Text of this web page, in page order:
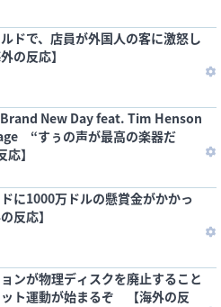
ドで、店員が外国人の客に激怒し
の反応】
Brand New Day feat. Tim Henson
“すぅの声が最高の楽器だ
】
に1000万ドルの懸賞金がかかっ
反応】
ンが物理ディスクを廃止すること
ト運動が始まるぞ 【海外の反